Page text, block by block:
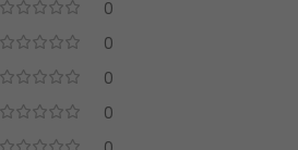
0
0
0
0